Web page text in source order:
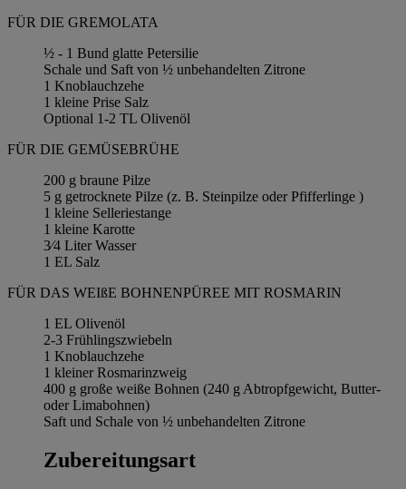
FÜR DIE GREMOLATA
½ - 1 Bund glatte Petersilie
Schale und Saft von ½ unbehandelten Zitrone
1 Knoblauchzehe
1 kleine Prise Salz
Optional 1-2 TL Olivenöl
FÜR DIE GEMÜSEBRÜHE
200 g braune Pilze
5 g getrocknete Pilze (z. B. Steinpilze oder Pfifferlinge )
1 kleine Selleriestange
1 kleine Karotte
3⁄4 Liter Wasser
1 EL Salz
FÜR DAS WEIßE BOHNENPÜREE MIT ROSMARIN
1 EL Olivenöl
2-3 Frühlingszwiebeln
1 Knoblauchzehe
1 kleiner Rosmarinzweig
400 g große weiße Bohnen (240 g Abtropfgewicht, Butter-
oder Limabohnen)
Saft und Schale von ½ unbehandelten Zitrone
Zubereitungsart